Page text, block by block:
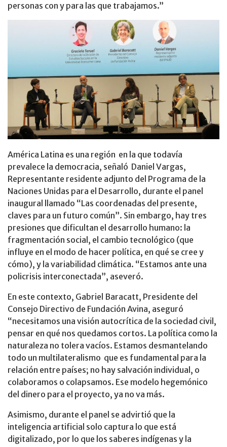
personas con y para las que trabajamos.”
América Latina es una región en la que todavía
prevalece la democracia, señaló Daniel Vargas,
Representante residente adjunto del Programa de la
Naciones Unidas para el Desarrollo, durante el panel
inaugural llamado “Las coordenadas del presente,
claves para un futuro común”. Sin embargo, hay tres
presiones que dificultan el desarrollo humano: la
fragmentación social, el cambio tecnológico (que
influye en el modo de hacer política, en qué se cree y
cómo), y la variabilidad climática. “Estamos ante una
policrisis interconectada”, aseveró.
En este contexto, Gabriel Baracatt, Presidente del
Consejo Directivo de Fundación Avina, aseguró
“necesitamos una visión autocrítica de la sociedad civil,
pensar en qué nos quedamos cortos. La política como la
naturaleza no tolera vacíos. Estamos desmantelando
todo un multilateralismo que es fundamental para la
relación entre países; no hay salvación individual, o
colaboramos o colapsamos. Ese modelo hegemónico
del dinero para el proyecto, ya no va más.
Asimismo, durante el panel se advirtió que la
inteligencia artificial solo captura lo que está
digitalizado, por lo que los saberes indígenas y la